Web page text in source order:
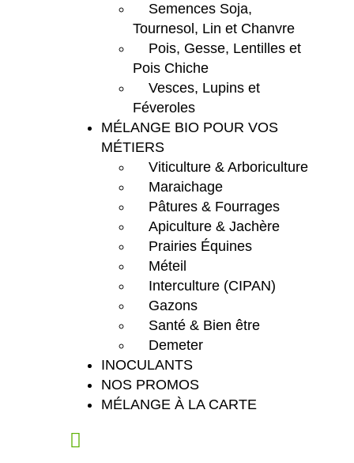
Semences Soja,
Tournesol, Lin et Chanvre
Pois, Gesse, Lentilles et
Pois Chiche
Vesces, Lupins et
Féveroles
MÉLANGE BIO POUR VOS
MÉTIERS
Viticulture & Arboriculture
Maraichage
Pâtures & Fourrages
Apiculture & Jachère
Prairies Équines
Méteil
Interculture (CIPAN)
Gazons
Santé & Bien être
Demeter
INOCULANTS
NOS PROMOS
MÉLANGE À LA CARTE